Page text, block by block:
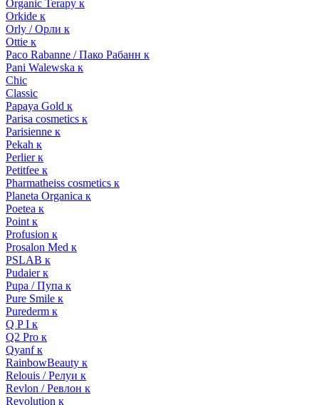
Organic Terapy к
Orkide к
Orly / Орли к
Ottie к
Paco Rabanne / Пако Рабанн к
Pani Walewska к
Chic
Classic
Papaya Gold к
Parisa cosmetics к
Parisienne к
Pekah к
Perlier к
Petitfee к
Pharmatheiss cosmetics к
Planeta Organica к
Poetea к
Point к
Profusion к
Prosalon Med к
PSLAB к
Pudaier к
Pupa / Пупа к
Pure Smile к
Purederm к
Q P I к
Q2 Pro к
Qyanf к
RainbowBeauty к
Relouis / Релуи к
Revlon / Ревлон к
Revolution к